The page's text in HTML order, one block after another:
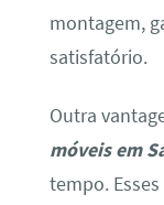
montagem,
satisfatório.
Outra
móveis em
tempo.